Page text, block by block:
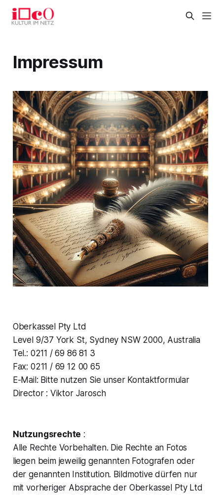
Impressum
Oberkassel Pty Ltd
Level 9/37 York St, Sydney NSW 2000, Australia
Tel.: 0211 / 69 86 81 3
Fax: 0211 / 69 12 00 65
E-Mail: Bitte nutzen Sie unser Kontaktformular
Director : Viktor Jarosch
Nutzungsrechte :
Alle Rechte Vorbehalten. Die Rechte an Fotos
liegen beim jeweilig genannten Fotografen oder
der genannten Institution. Bildmotive dürfen nur
mit vorheriger Absprache der Oberkassel Pty Ltd